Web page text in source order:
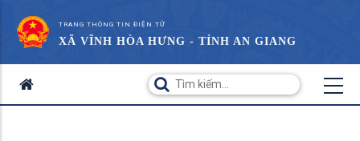
TRANG THÔNG TIN ĐIỆN TỬ
XÃ VĨNH HÒA HƯNG - TỈNH AN GIANG